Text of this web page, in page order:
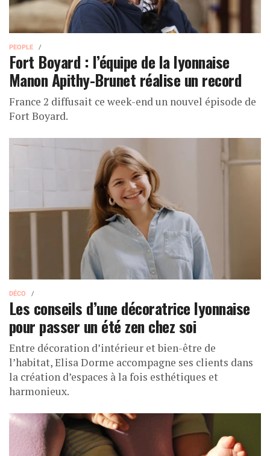
PEOPLE
Fort Boyard : l’équipe de la lyonnaise
Manon Apithy-Brunet réalise un record
France 2 diffusait ce week-end un nouvel épisode de
Fort Boyard.
DÉCO
Les conseils d’une décoratrice lyonnaise
pour passer un été zen chez soi
Entre décoration d’intérieur et bien-être de
l’habitat, Elisa Dorme accompagne ses clients dans
la création d’espaces à la fois esthétiques et
harmonieux.